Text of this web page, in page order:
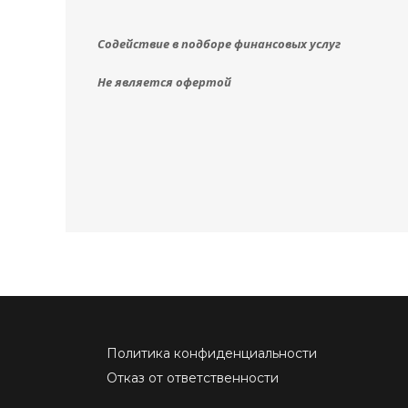
Содействие в подборе финансовых услуг
Не является офертой
Политика конфиденциальности
Отказ от ответственности